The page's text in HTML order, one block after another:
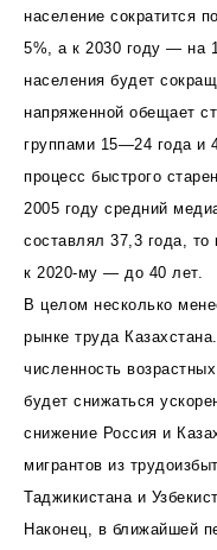
население сократится
5%, а к 2030 году — на
населения будет
напряженной обещает
группами 15—24 года и
процесс быстрого
2005 году средний
составлял 37,3 года,
к 2020-му — до 40 лет.
В целом несколько
рынке труда
численность
будет снижаться
снижение Россия и
мигрантов из
Таджикистана и
Наконец, в ближайшей